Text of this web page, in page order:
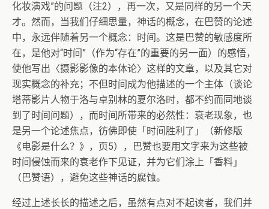
化妆演戏”的问题（注2），再一次，又是同样的另一个天
才。然而，当我们仔细思量，神话的概念，在巴赞的论述
中，永远伴随着另一个概念：时间。这是巴赞的敏感度所
在，是他对“时间”（作为“存在”的重要的另一面）的感悟，
使他写出〈摄影影像的本体论〉这样的文章，以及其它对
现实概念的补充；不但时间成为他描述的一个主体（谈论
塔蒂影片人物于洛与卓别林的夏尔洛时，都不约而同地谈
到了时间问题），而时间所带来的必然性：衰老现象，也
是另一个论述焦点，彷佛即使「时间胜利了」（新修版
《电影是什么？》，页5），巴赞也要用文字来为这些被
时间侵蚀而来的衰老作下见证，并为它们涂上「香料」
（巴赞语），避免这些神话的腐蚀。
经过上述长长的描述之后，虽然有点对不起读者，我们并